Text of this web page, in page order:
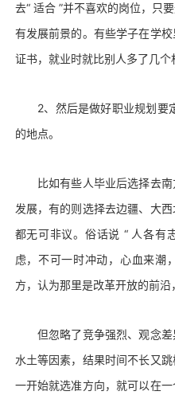
去“ 适合 ”并不喜欢的岗位，只
有发展前景的。有些学子在学
证书，就业时就比别人多了几个
2、然后是做好职业规划要定
的地点。
比如有些人毕业后选择去南
发展，有的则选择去边疆、大
都无可非议。俗话说 “ 人各有
虑，不可一时冲动，心血来潮
方，认为那里是改革开放的前沿
但忽略了竞争强烈、观念差
水土等因素，结果时间不长又
一开始就选准方向，就可以在